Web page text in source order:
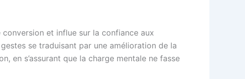
et influe sur la confiance aux
se traduisant par une amélioration de la
en s’assurant que la charge mentale ne fasse